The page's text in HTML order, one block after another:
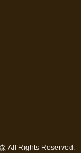
All Rights Reserved.